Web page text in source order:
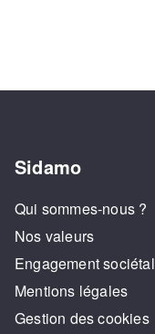
Sidamo
Qui sommes-nous ?
Nos valeurs
Engagement sociétal
Mentions légales
Gestion des cookies